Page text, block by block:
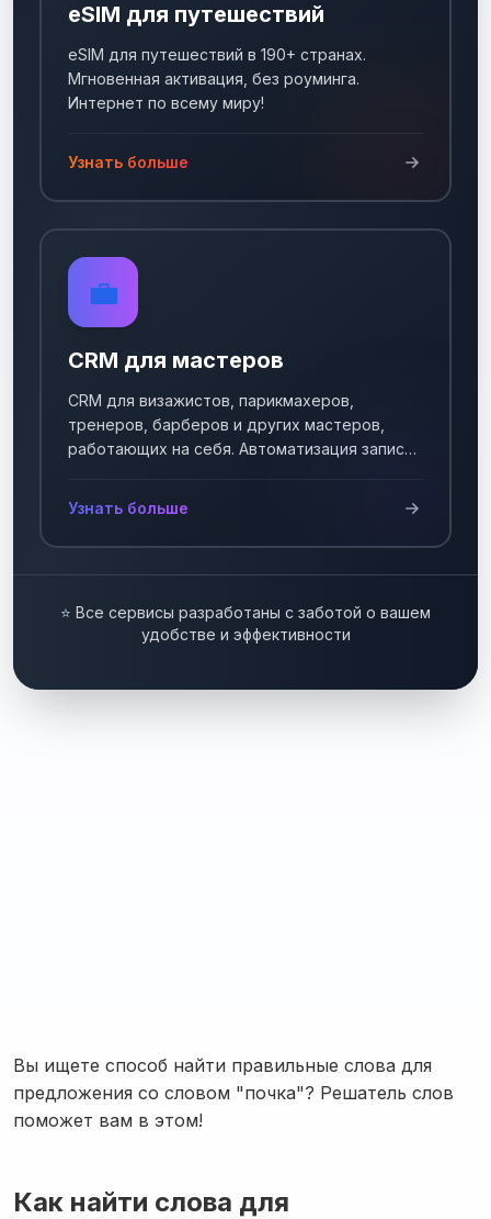
eSIM для путешествий
eSIM для путешествий в 190+ странах.
Мгновенная активация, без роуминга.
Интернет по всему миру!
Узнать больше
💼
CRM для мастеров
CRM для визажистов, парикмахеров,
тренеров, барберов и других мастеров,
работающих на себя. Автоматизация записи
Узнать больше
⭐ Все сервисы разработаны с заботой о вашем
удобстве и эффективности
Вы ищете способ найти правильные слова для
предложения со словом "почка"? Решатель слов
поможет вам в этом!
Как найти слова для